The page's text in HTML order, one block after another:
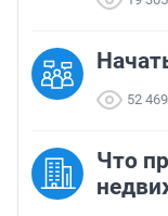
52 469
Что